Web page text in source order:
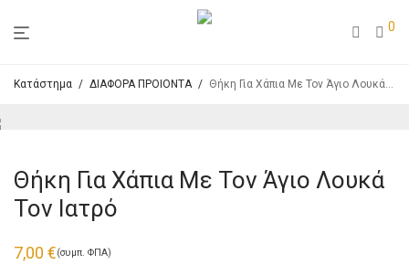
0
Κατάστημα / ΔΙΑΦΟΡΑ ΠΡΟΙΟΝΤΑ / Θήκη Για Χάπια Με Τον Άγιο Λουκά Τον Ιατρό
Θήκη Για Χάπια Με Τον Άγιο Λουκά
Τον Ιατρό
7,00 €(συμπ. ΦΠΑ)